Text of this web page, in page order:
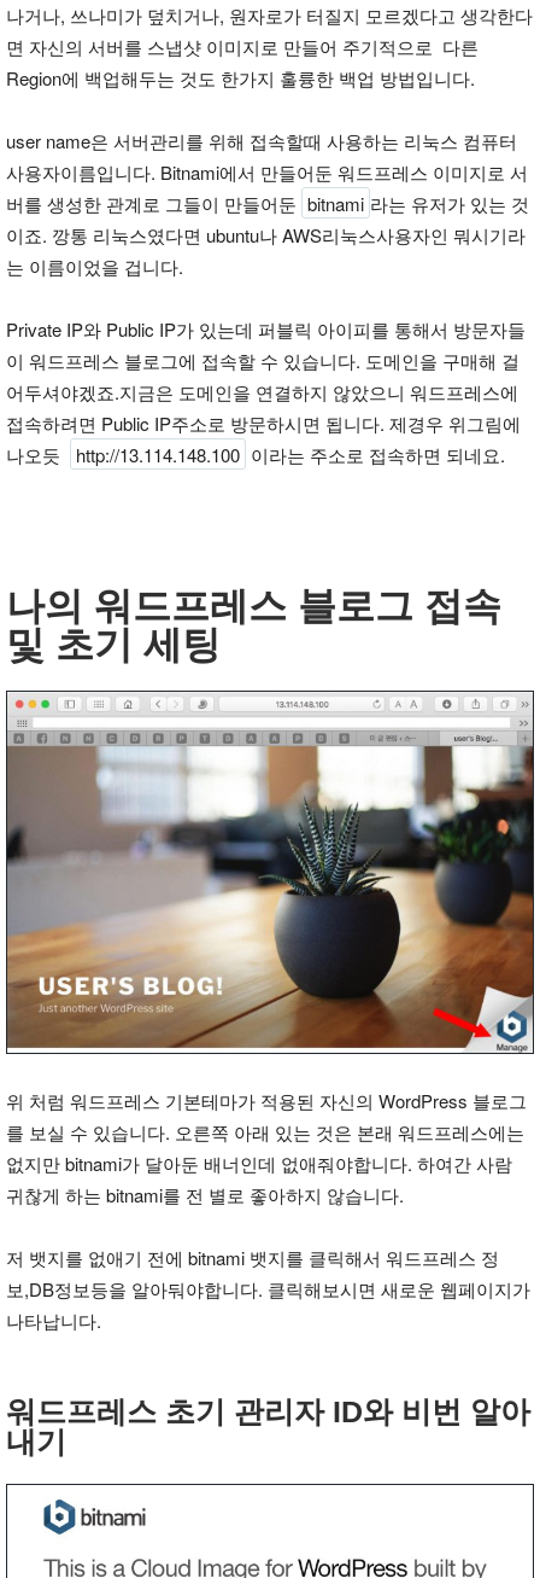
나거나, 쓰나미가 덮치거나, 원자로가 터질지 모르겠다고 생각한다
면 자신의 서버를 스냅샷 이미지로 만들어 주기적으로 다른
Region에 백업해두는 것도 한가지 훌륭한 백업 방법입니다.
user name은 서버관리를 위해 접속할때 사용하는 리눅스 컴퓨터
사용자이름입니다. Bitnami에서 만들어둔 워드프레스 이미지로 서
버를 생성한 관계로 그들이 만들어둔 bitnami 라는 유저가 있는 것
이죠. 깡통 리눅스였다면 ubuntu나 AWS리눅스사용자인 뭐시기라
는 이름이었을 겁니다.
Private IP와 Public IP가 있는데 퍼블릭 아이피를 통해서 방문자들
이 워드프레스 블로그에 접속할 수 있습니다. 도메인을 구매해 걸
어두셔야겠죠.지금은 도메인을 연결하지 않았으니 워드프레스에
접속하려면 Public IP주소로 방문하시면 됩니다. 제경우 위그림에
나오듯
http://13.114.148.100 이라는 주소로 접속하면 되네요.
나의 워드프레스 블로그 접속
및 초기 세팅
위 처럼 워드프레스 기본테마가 적용된 자신의 WordPress 블로그
를 보실 수 있습니다. 오른쪽 아래 있는 것은 본래 워드프레스에는
없지만 bitnami가 달아둔 배너인데 없애줘야합니다. 하여간 사람
귀찮게 하는 bitnami를 전 별로 좋아하지 않습니다.
저 뱃지를 없애기 전에 bitnami 뱃지를 클릭해서 워드프레스 정
보,DB정보등을 알아둬야합니다. 클릭해보시면 새로운 웹페이지가
나타납니다.
워드프레스 초기 관리자 ID와 비번 알아
내기